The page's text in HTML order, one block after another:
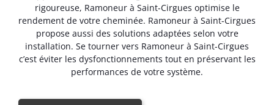
rigoureuse, Ramoneur à Saint-Cirgues optimise le
rendement de votre cheminée. Ramoneur à Saint-Cirgues
propose aussi des solutions adaptées selon votre
installation. Se tourner vers Ramoneur à Saint-Cirgues
c’est éviter les dysfonctionnements tout en préservant les
performances de votre système.